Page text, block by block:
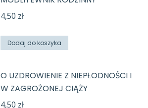
4,50 zł
Dodaj do koszyka
O UZDROWIENIE Z NIEPŁODNOŚCI I
W ZAGROŻONEJ CIĄŻY
4,50 zł